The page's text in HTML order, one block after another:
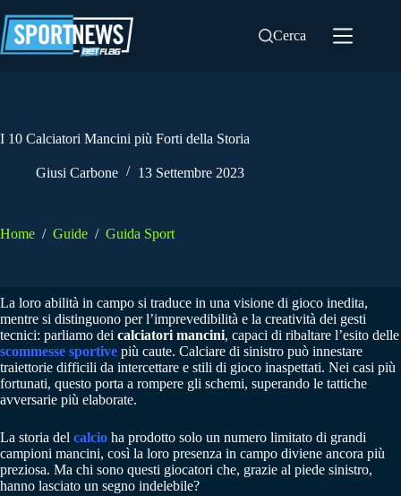
al
contenuto
Cerca
I 10 Calciatori Mancini più Forti della Storia
Giusi Carbone 13 Settembre 2023
Home / Guide / Guida Sport
La loro abilità in campo si traduce in una visione di gioco inedita,
mentre si distinguono per l’imprevedibilità e la creatività dei gesti
tecnici: parliamo dei calciatori mancini, capaci di ribaltare l’esito delle
scommesse sportive più caute. Calciare di sinistro può innestare
traiettorie difficili da intercettare e stili di gioco inaspettati. Nei casi più
fortunati, questo porta a rompere gli schemi, superando le tattiche
avversarie più elaborate.
La storia del calcio ha prodotto solo un numero limitato di grandi
campioni mancini, così la loro presenza in campo diviene ancora più
preziosa. Ma chi sono questi giocatori che, grazie al piede sinistro,
hanno lasciato un segno indelebile?